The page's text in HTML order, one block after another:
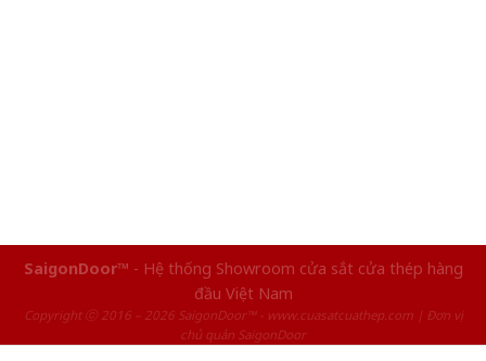
SaigonDoor™ - Hệ thống Showroom cửa sắt cửa thép hàng
đầu Việt Nam
Copyright ⓒ 2016 – 2026 SaigonDoor™ - www.cuasatcuathep.com | Đơn vị
chủ quản SaigonDoor